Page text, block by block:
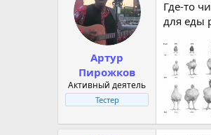
Артур
Пирожков
Активный деятель
Тестер
Где-то
для еды